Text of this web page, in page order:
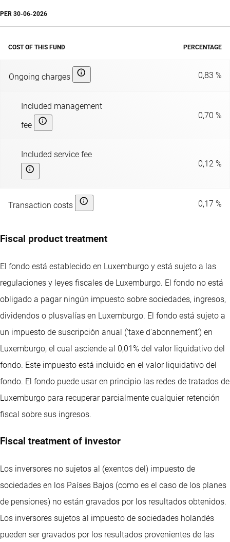
PER 30-06-2026
COST OF THIS FUND PERCENTAGE
Ongoing charges 0,83 %
Included management
fee
0,70 %
Included service fee
0,12 %
Transaction costs 0,17 %
Fiscal product treatment
El fondo está establecido en Luxemburgo y está sujeto a las
regulaciones y leyes fiscales de Luxemburgo. El fondo no está
obligado a pagar ningún impuesto sobre sociedades, ingresos,
dividendos o plusvalías en Luxemburgo. El fondo está sujeto a
un impuesto de suscripción anual ('taxe d'abonnement') en
Luxemburgo, el cual asciende al 0,01% del valor liquidativo del
fondo. Este impuesto está incluido en el valor liquidativo del
fondo. El fondo puede usar en principio las redes de tratados de
Luxemburgo para recuperar parcialmente cualquier retención
fiscal sobre sus ingresos.
Fiscal treatment of investor
Los inversores no sujetos al (exentos del) impuesto de
sociedades en los Países Bajos (como es el caso de los planes
de pensiones) no están gravados por los resultados obtenidos.
Los inversores sujetos al impuesto de sociedades holandés
pueden ser gravados por los resultados provenientes de las